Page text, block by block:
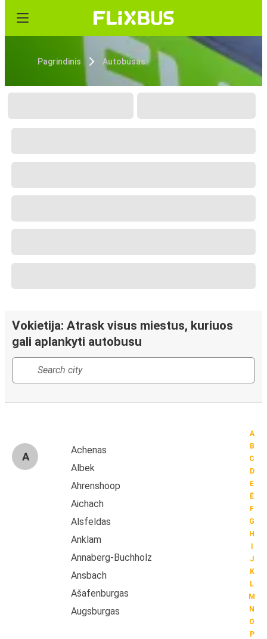
Pagrindinis Autobusas
Vokietija: Atrask visus miestus, kuriuos
gali aplankyti autobusu
A
B
C
D
E
Ė
F
G
H
J
K
L
M
N
O
P
A
Achenas
Albek
Ahrenshoop
Aichach
Alsfeldas
Anklam
Annaberg-Buchholz
Ansbach
Ašafenburgas
Augsburgas